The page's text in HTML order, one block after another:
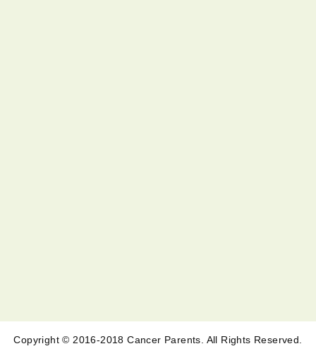
Copyright © 2016-2018 Cancer Parents. All Rights Reserved.